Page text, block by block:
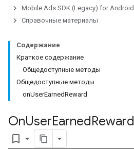
Mobile Ads SDK (Legacy) for Android
Справочные материалы
Содержание
Краткое содержание
Общедоступные методы
Общедоступные методы
onUserEarnedReward
OnUserEarnedReward
bookmark_border